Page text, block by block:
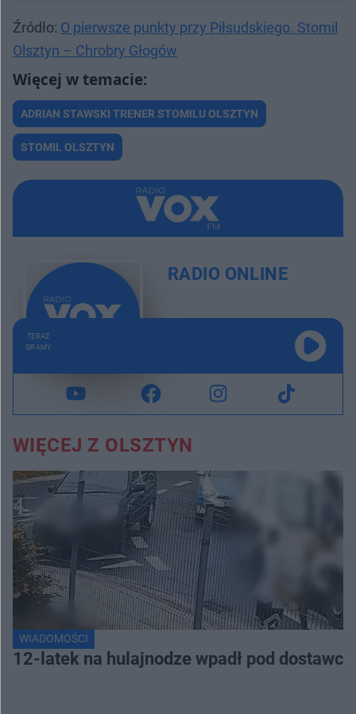
Źródło: O pierwsze punkty przy Piłsudskiego. Stomil
Olsztyn – Chrobry Głogów
ADRIAN STAWSKI TRENER STOMILU OLSZTYN
STOMIL OLSZTYN
RADIO ONLINE
TERAZ
GRAMY
WIĘCEJ Z OLSZTYN
WIADOMOŚCI
12-latek na hulajnodze wpadł pod